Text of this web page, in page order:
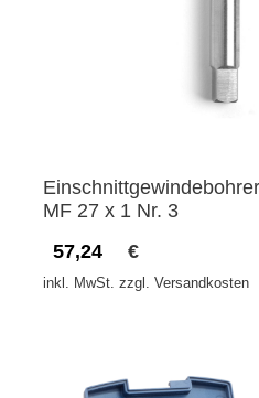
MF 27 x 1 Nr. 3
57,24
€
inkl. MwSt. zzgl. Versandkosten